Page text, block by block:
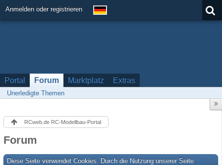
Anmelden oder registrieren
Portal Forum Marktplatz Extras
Unerledigte Themen
RCweb.de RC-Modellbau-Portal
Forum
Diese Seite verwendet Cookies. Durch die Nutzung unserer Seite